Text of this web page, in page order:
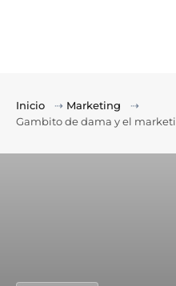
Inicio ⇢ Marketing
⇢
Gambito de dama y el